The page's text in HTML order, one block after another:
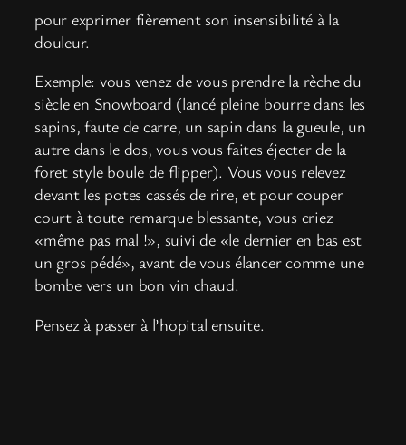
pour exprimer fièrement son insensibilité à la
douleur.
Exemple: vous venez de vous prendre la rèche du
siècle en Snowboard (lancé pleine bourre dans les
sapins, faute de carre, un sapin dans la gueule, un
autre dans le dos, vous vous faites éjecter de la
foret style boule de flipper). Vous vous relevez
devant les potes cassés de rire, et pour couper
court à toute remarque blessante, vous criez
«même pas mal !», suivi de «le dernier en bas est
un gros pédé», avant de vous élancer comme une
bombe vers un bon vin chaud.
Pensez à passer à l’hopital ensuite.